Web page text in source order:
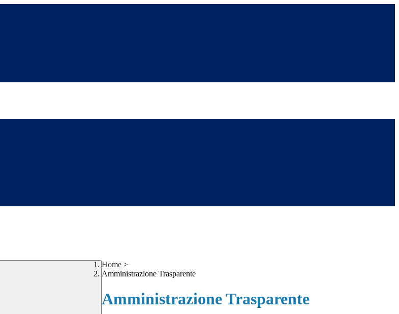
Home >
Amministrazione Trasparente
Amministrazione Trasparente